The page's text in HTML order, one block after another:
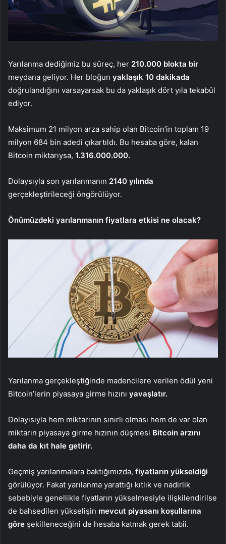
Yarılanma dediğimiz bu süreç, her 210.000 blokta bir
meydana geliyor. Her bloğun yaklaşık 10 dakikada
doğrulandığını varsayarsak bu da yaklaşık dört yıla tekabül
ediyor.
Maksimum 21 milyon arza sahip olan Bitcoin’in toplam 19
milyon 684 bin adedi çıkartıldı. Bu hesaba göre, kalan
Bitcoin miktarıysa, 1.316.000.000.
Dolaysıyla son yarılanmanın 2140 yılında
gerçekleştirileceği öngörülüyor.
Önümüzdeki yarılanmanın fiyatlara etkisi ne olacak?
Yarılanma gerçekleştiğinde madencilere verilen ödül yeni
Bitcoin’lerin piyasaya girme hızını yavaşlatır.
Dolayısıyla hem miktarının sınırlı olması hem de var olan
miktarın piyasaya girme hızının düşmesi Bitcoin arzını
daha da kıt hale getirir.
Geçmiş yarılanmalara baktığımızda, fiyatların yükseldiği
görülüyor. Fakat yarılanma yarattığı kıtlık ve nadirlik
sebebiyle genellikle fiyatların yükselmesiyle ilişkilendirilse
de bahsedilen yükselişin mevcut piyasanı koşullarına
göre şekilleneceğini de hesaba katmak gerek tabii.